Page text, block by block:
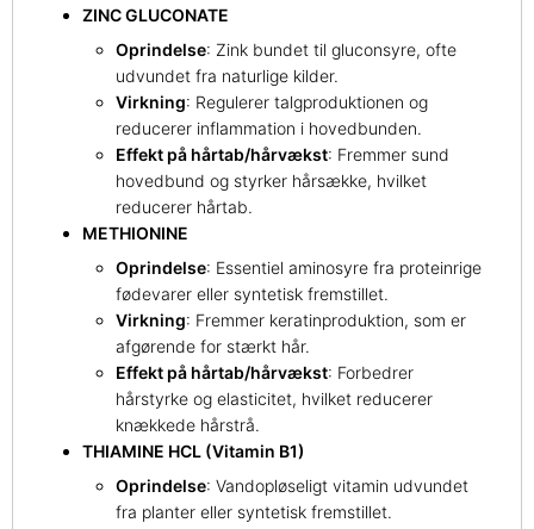
ZINC GLUCONATE
Oprindelse: Zink bundet til gluconsyre, ofte
udvundet fra naturlige kilder.
Virkning: Regulerer talgproduktionen og
reducerer inflammation i hovedbunden.
Effekt på hårtab/hårvækst: Fremmer sund
hovedbund og styrker hårsække, hvilket
reducerer hårtab.
METHIONINE
Oprindelse: Essentiel aminosyre fra proteinrige
fødevarer eller syntetisk fremstillet.
Virkning: Fremmer keratinproduktion, som er
afgørende for stærkt hår.
Effekt på hårtab/hårvækst: Forbedrer
hårstyrke og elasticitet, hvilket reducerer
knækkede hårstrå.
THIAMINE HCL (Vitamin B1)
Oprindelse: Vandopløseligt vitamin udvundet
fra planter eller syntetisk fremstillet.